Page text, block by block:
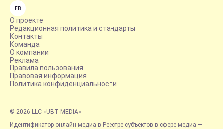
FB
О проекте
Редакционная политика и стандарты
Контакты
Команда
О компании
Реклама
Правила пользования
Правовая информация
Политика конфиденциальности
© 2026 LLC «UBT MEDIA»
Идентификатор онлайн-медиа в Реестре субъектов в сфере медиа —